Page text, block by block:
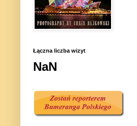
Łączna liczba wizyt
NaN